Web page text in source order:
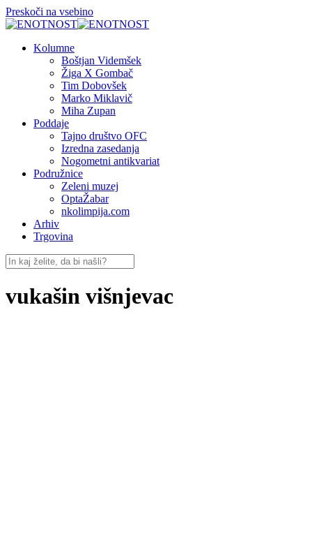
Preskoči na vsebino
Kolumne
Boštjan Videmšek
Žiga X Gombač
Tim Dobovšek
Marko Miklavič
Miha Zupan
Poddaje
Tajno društvo OFC
Izredna zasedanja
Nogometni antikvariat
Podružnice
Zeleni muzej
OptaŽabar
nkolimpija.com
Arhiv
Trgovina
vukašin višnjevac